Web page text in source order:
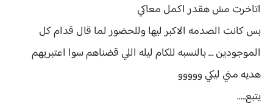
اتاخرت مش هقدر اكمل معاكي
بس كانت الصدمه الاكبر ليها وللحضور لما قال قدام كل
الموجودين … بالنسبه للكام ليله اللي قضناهم سوا اعتبريهم
هديه مني ليكي ووووو
يتبع…..